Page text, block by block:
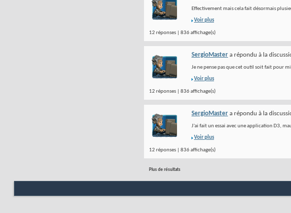
Effectivement mais cela fait désormais
Voir plus
12 réponses | 836 affichage(s)
SergioMaster a répondu à la
Je ne pense pas que cet outil soit fait pour
Voir plus
12 réponses | 836 affichage(s)
SergioMaster a répondu à la
J'ai fait un essai avec une application D3,
Voir plus
12 réponses | 836 affichage(s)
Plus de résultats